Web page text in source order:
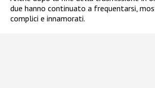
due hanno continuato a frequentarsi,
complici e innamorati.